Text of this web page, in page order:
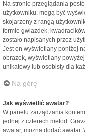
Na stronie przeglądania
użytkowniku, mogą być
skojarzony z rangą
formie gwiazdek,
zostało napisanych przez
Jest on wyświetlany poniżej
obrazek, wyświetlany
unikatowy lub osobisty dla
Na górę
Jak wyświetlić awatar?
W panelu zarządzania
jednej z czterech metod:
awatar, można dodać